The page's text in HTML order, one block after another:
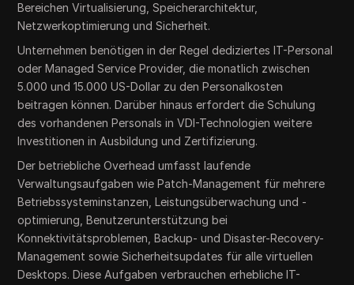
Bereichen Virtualisierung, Speicherarchitektur,
Netzwerkoptimierung und Sicherheit.
Unternehmen benötigen in der Regel dediziertes IT-Personal
oder Managed Service Provider, die monatlich zwischen
5.000 und 15.000 US-Dollar zu den Personalkosten
beitragen können. Darüber hinaus erfordert die Schulung
des vorhandenen Personals in VDI-Technologien weitere
Investitionen in Ausbildung und Zertifizierung.
Der betriebliche Overhead umfasst laufende
Verwaltungsaufgaben wie Patch-Management für mehrere
Betriebssysteminstanzen, Leistungsüberwachung und -
optimierung, Benutzerunterstützung bei
Konnektivitätsproblemen, Backup- und Disaster-Recovery-
Management sowie Sicherheitsupdates für alle virtuellen
Desktops. Diese Aufgaben verbrauchen erhebliche IT-